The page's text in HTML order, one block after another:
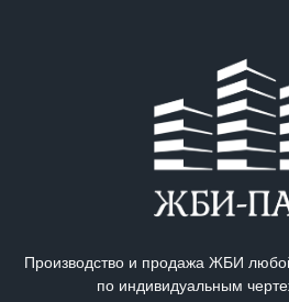
Производство и продажа ЖБИ
по индивидуальным